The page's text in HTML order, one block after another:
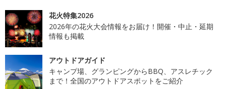
花火特集2026
2026年の花火大会情報をお届け！開催・中止・延期
情報も掲載
アウトドアガイド
キャンプ場、グランピングからBBQ、アスレチック
まで！全国のアウトドアスポットをご紹介